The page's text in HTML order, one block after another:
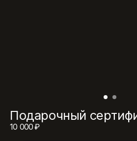
Подарочный
10 000₽